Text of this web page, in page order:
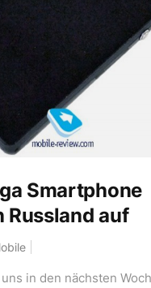
Smartphone
Russland auf
in den nächsten